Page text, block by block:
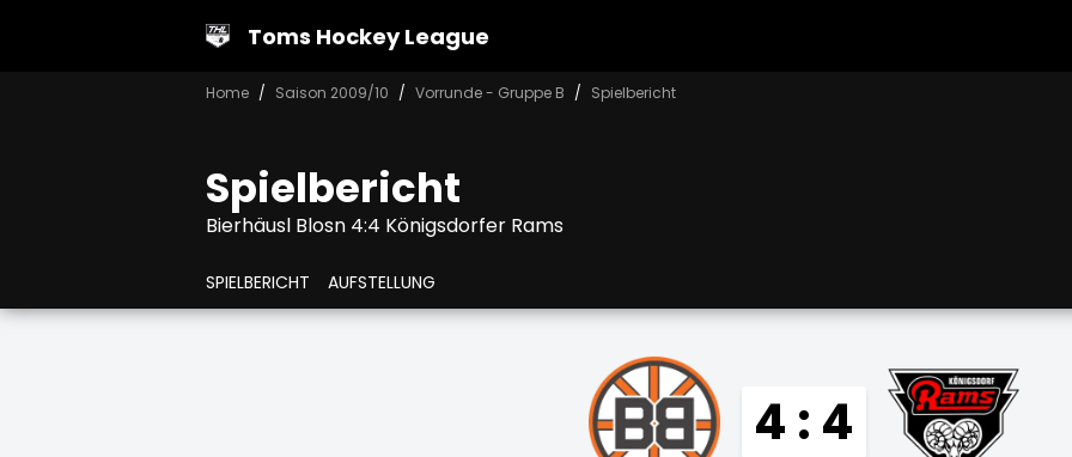
Toms Hockey League
Home Saison 2009/10 Vorrunde - Gruppe B Spielbericht
Spielbericht
Bierhäusl Blosn 4:4 Königsdorfer Rams
SPIELBERICHT AUFSTELLUNG
4 : 4